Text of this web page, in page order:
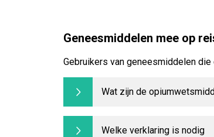
Geneesmiddelen mee op
Gebruikers van geneesmiddelen
Wat zijn de
Welke verklaring is nodig